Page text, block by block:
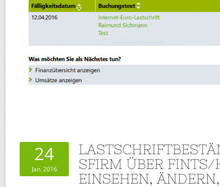
24
Jan. 2016
SFIRM ÜBER FINTS/
EINSEHEN,